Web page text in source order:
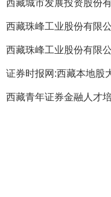
西藏青年证券金融人才